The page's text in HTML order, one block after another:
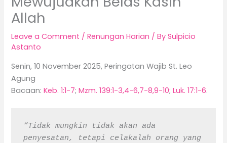
Allah
Leave a Comment /Renungan Harian / BySulpicio
Astanto
Senin, 10 November 2025, Peringatan Wajib St. Leo
Agung
Bacaan:Keb. 1:1-7;Mzm. 139:1-3,4-6,7-8,9-10;Luk. 17:1-6.
“Tidak mungkin tidak akan ada
penyesatan, tetapi celakalah orang yang